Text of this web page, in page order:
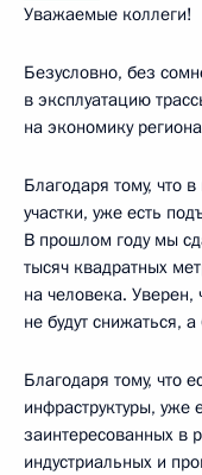
Уважаемые коллеги!
Безусловно, без
в эксплуатацию
на экономику
Благодаря тому, что
участки, уже есть
В прошлом году мы
тысяч квадратных
на человека. Уверен,
не будут снижаться, а
Благодаря тому, что
инфраструктуры, уже
заинтересованных в
индустриальных и